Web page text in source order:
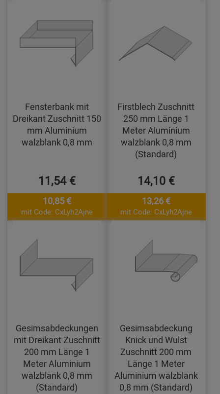
Fensterbank mit
Dreikant Zuschnitt 150
mm Aluminium
walzblank 0,8 mm
11,54 €
10,85 €
mit Code: CxLyh2Ajne
Firstblech Zuschnitt
250 mm Länge 1
Meter Aluminium
walzblank 0,8 mm
(Standard)
14,10 €
13,26 €
mit Code: CxLyh2Ajne
Gesimsabdeckungen
mit Dreikant Zuschnitt
200 mm Länge 1
Meter Aluminium
walzblank 0,8 mm
(Standard)
Gesimsabdeckung
Knick und Wulst
Zuschnitt 200 mm
Länge 1 Meter
Aluminium walzblank
0,8 mm (Standard)